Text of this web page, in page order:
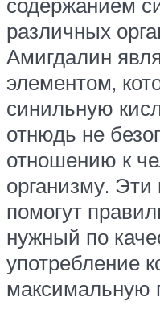
содержанием
различных
Амигдалин
элементом,
синильную
отнюдь не
отношению к
организму.
помогут
нужный по
употребление
максимальную